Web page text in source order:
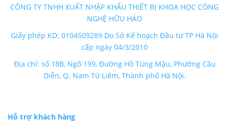
CÔNG TY TNHH XUẤT NHẬP KHẨU THIẾT BỊ KHOA HỌC CÔNG
NGHỆ HỮU HẢO
Giấy phép KD: 0104509289 Do Sở Kế hoạch Đầu tư TP Hà Nội
cấp ngày 04/3/2010
Địa chỉ: số 18B, Ngõ 199, Đường Hồ Tùng Mậu, Phường Cầu
Diễn, Q. Nam Từ Liêm, Thành phố Hà Nội.
Hỗ trợ khách hàng